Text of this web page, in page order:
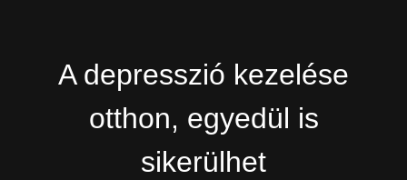
A depresszió kezelése
otthon, egyedül is
sikerülhet